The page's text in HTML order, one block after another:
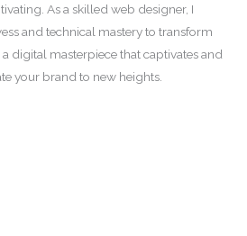
As a skilled web designer, I
and technical mastery to transform
digital masterpiece that captivates and
your brand to new heights.